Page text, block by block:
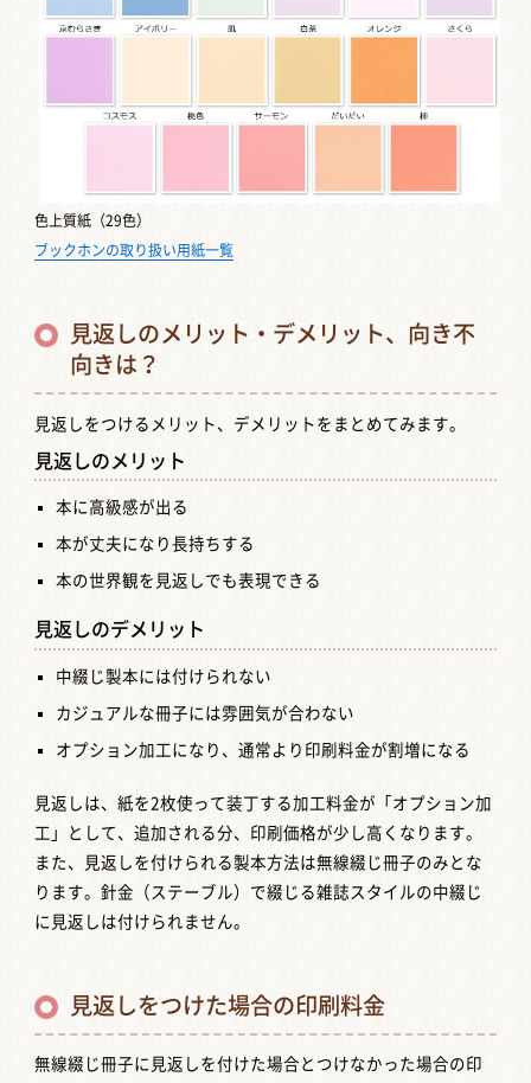
色上質紙（29色）
ブックホンの取り扱い用紙一覧
見返しのメリット・デメリット、向き不
向きは？
見返しをつけるメリット、デメリットをまとめてみます。
見返しのメリット
本に高級感が出る
本が丈夫になり長持ちする
本の世界観を見返しでも表現できる
見返しのデメリット
中綴じ製本には付けられない
カジュアルな冊子には雰囲気が合わない
オプション加工になり、通常より印刷料金が割増になる
見返しは、紙を2枚使って装丁する加工料金が「オプション加
工」として、追加される分、印刷価格が少し高くなります。
また、見返しを付けられる製本方法は無線綴じ冊子のみとな
ります。針金（ステーブル）で綴じる雑誌スタイルの中綴じ
に見返しは付けられません。
見返しをつけた場合の印刷料金
無線綴じ冊子に見返しを付けた場合とつけなかった場合の印